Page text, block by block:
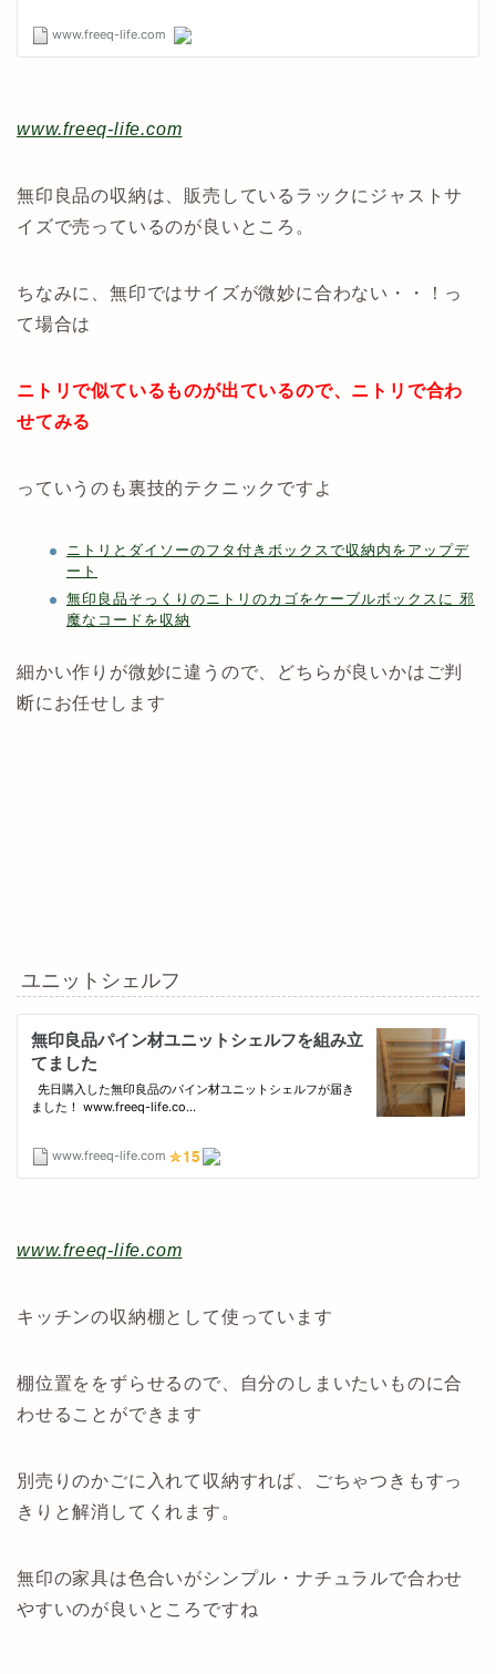
www.freeq-life.com
無印良品の収納は、販売しているラックにジャストサ
イズで売っているのが良いところ。
ちなみに、無印ではサイズが微妙に合わない・・！っ
て場合は
ニトリで似ているものが出ているので、ニトリで合わ
せてみる
っていうのも裏技的テクニックですよ
ニトリとダイソーのフタ付きボックスで収納内をアップデ
ート
無印良品そっくりのニトリのカゴをケーブルボックスに 邪
魔なコードを収納
細かい作りが微妙に違うので、どちらが良いかはご判
断にお任せします
ユニットシェルフ
www.freeq-life.com
キッチンの収納棚として使っています
棚位置ををずらせるので、自分のしまいたいものに合
わせることができます
別売りのかごに入れて収納すれば、ごちゃつきもすっ
きりと解消してくれます。
無印の家具は色合いがシンプル・ナチュラルで合わせ
やすいのが良いところですね